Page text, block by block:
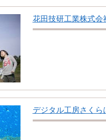
花田技研工業株式会
デジタル工房さくら